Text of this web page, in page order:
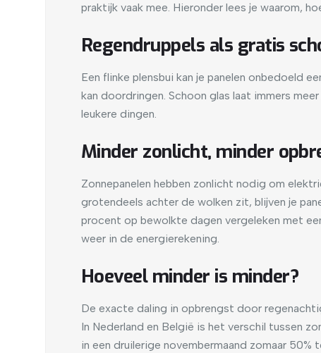
praktijk vaak mee. Hieronder lees je waarom,
Regendruppels als gratis
Een flinke plensbui kan je panelen onbedoeld
kan doordringen. Schoon glas laat immers
leukere dingen.
Minder zonlicht, minder
Zonnepanelen hebben zonlicht nodig om
grotendeels achter de wolken zit, blijven je
procent op bewolkte dagen vergeleken met
weer in de energierekening.
Hoeveel minder is minder?
De exacte daling in opbrengst door
In Nederland en België is het verschil tussen
in een druilerige novembermaand zomaar